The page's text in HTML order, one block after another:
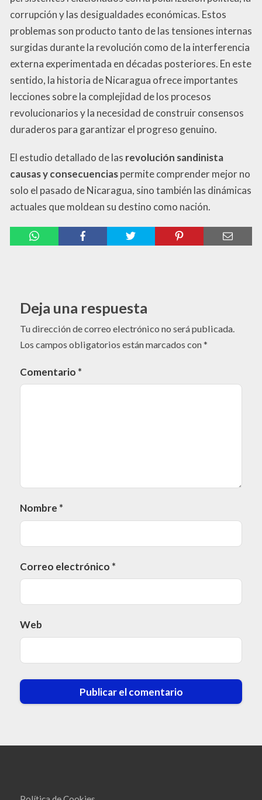
corrupción y las desigualdades económicas. Estos
problemas son producto tanto de las tensiones internas
surgidas durante la revolución como de la interferencia
externa experimentada en décadas posteriores. En este
sentido, la historia de Nicaragua ofrece importantes
lecciones sobre la complejidad de los procesos
revolucionarios y la necesidad de construir consensos
duraderos para garantizar el progreso genuino.
El estudio detallado de las revolución sandinista
causas y consecuenciaspermite comprender mejor no
solo el pasado de Nicaragua, sino también las dinámicas
actuales que moldean su destino como nación.
Deja una respuesta
Tu dirección de correo electrónico no será publicada.
Los campos obligatorios están marcados con*
Comentario *
Nombre *
Correo electrónico *
Web